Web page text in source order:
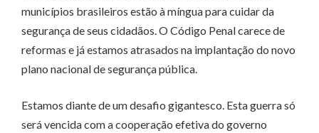
municípios brasileiros estão à míngua para cuidar da
segurança de seus cidadãos. O Código Penal carece de
reformas e já estamos atrasados na implantação do novo
plano nacional de segurança pública.
Estamos diante de um desafio gigantesco. Esta guerra só
será vencida com a cooperação efetiva do governo